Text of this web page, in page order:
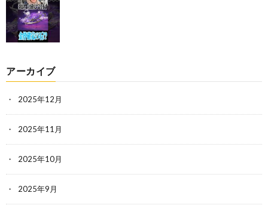
アーカイブ
2025年12月
2025年11月
2025年10月
2025年9月